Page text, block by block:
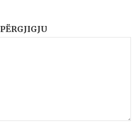
PËRGJIGJU